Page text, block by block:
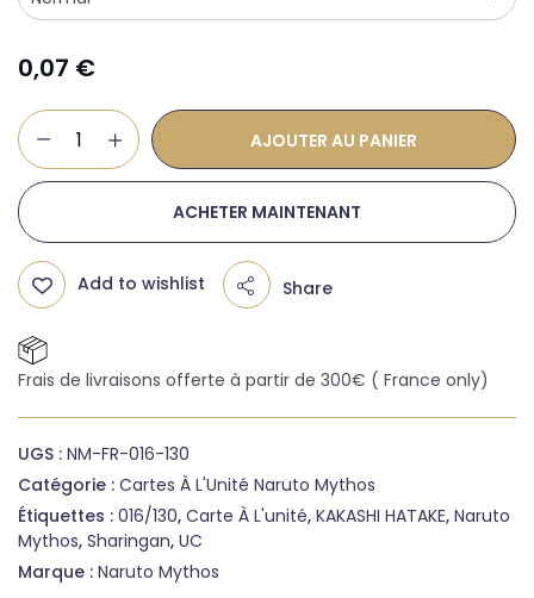
0,07 €
AJOUTER AU PANIER
ACHETER MAINTENANT
Add to wishlist Share
Frais de livraisons offerte à partir de 300€ ( France only)
UGS : NM-FR-016-130
Catégorie : Cartes À L'Unité Naruto Mythos
Étiquettes : 016/130, Carte À L'unité, KAKASHI HATAKE, Naruto
Mythos, Sharingan, UC
Marque : Naruto Mythos